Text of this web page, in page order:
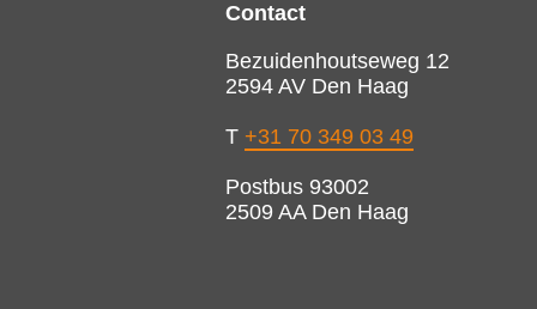
Contact
Bezuidenhoutseweg 12
2594 AV Den Haag
T +31 70 349 03 49
Postbus 93002
2509 AA Den Haag